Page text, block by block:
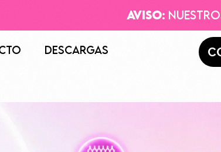
Nuestros productos
Descargas